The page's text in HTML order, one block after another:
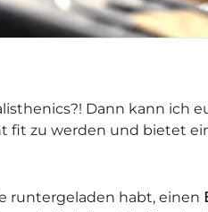
Dann kann ich
zu werden und bietet
runtergeladen habt, einen